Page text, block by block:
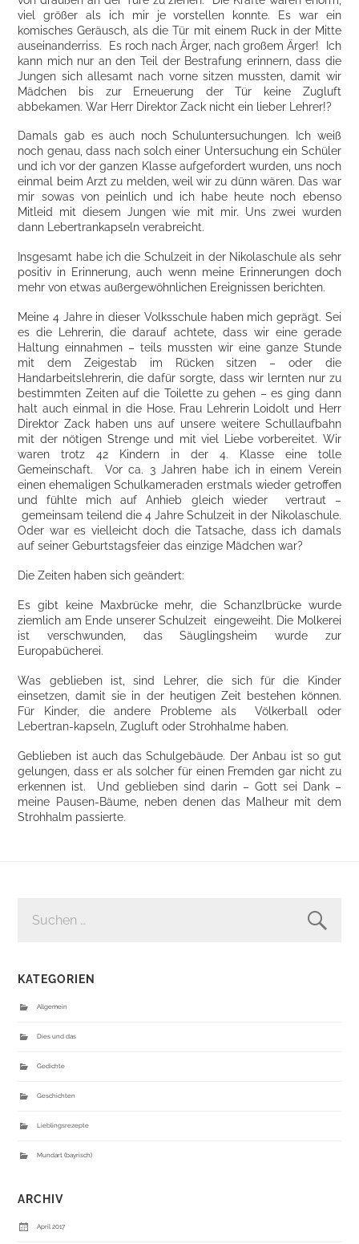
viel größer als ich mir je vorstellen konnte. Es war ein
komisches Geräusch, als die Tür mit einem Ruck in der Mitte
auseinanderriss. Es roch nach Ärger, nach großem Ärger! Ich
kann mich nur an den Teil der Bestrafung erinnern, dass die
Jungen sich allesamt nach vorne sitzen mussten, damit wir
Mädchen bis zur Erneuerung der Tür keine Zugluft
abbekamen. War Herr Direktor Zack nicht ein lieber Lehrer!?
Damals gab es auch noch Schuluntersuchungen. Ich weiß
noch genau, dass nach solch einer Untersuchung ein Schüler
und ich vor der ganzen Klasse aufgefordert wurden, uns noch
einmal beim Arzt zu melden, weil wir zu dünn wären. Das war
mir sowas von peinlich und ich habe heute noch ebenso
Mitleid mit diesem Jungen wie mit mir. Uns zwei wurden
dann Lebertrankapseln verabreicht.
Insgesamt habe ich die Schulzeit in der Nikolaschule als sehr
positiv in Erinnerung, auch wenn meine Erinnerungen doch
mehr von etwas außergewöhnlichen Ereignissen berichten.
Meine 4 Jahre in dieser Volksschule haben mich geprägt. Sei
es die Lehrerin, die darauf achtete, dass wir eine gerade
Haltung einnahmen – teils mussten wir eine ganze Stunde
mit dem Zeigestab im Rücken sitzen – oder die
Handarbeitslehrerin, die dafür sorgte, dass wir lernten nur zu
bestimmten Zeiten auf die Toilette zu gehen – es ging dann
halt auch einmal in die Hose. Frau Lehrerin Loidolt und Herr
Direktor Zack haben uns auf unsere weitere Schullaufbahn
mit der nötigen Strenge und mit viel Liebe vorbereitet. Wir
waren trotz 42 Kindern in der 4. Klasse eine tolle
Gemeinschaft. Vor ca. 3 Jahren habe ich in einem Verein
einen ehemaligen Schulkameraden erstmals wieder getroffen
und fühlte mich auf Anhieb gleich wieder vertraut –
gemeinsam teilend die 4 Jahre Schulzeit in der Nikolaschule.
Oder war es vielleicht doch die Tatsache, dass ich damals
auf seiner Geburtstagsfeier das einzige Mädchen war?
Die Zeiten haben sich geändert:
Es gibt keine Maxbrücke mehr, die Schanzlbrücke wurde
ziemlich am Ende unserer Schulzeit eingeweiht. Die Molkerei
ist verschwunden, das Säuglingsheim wurde zur
Europabücherei.
Was geblieben ist, sind Lehrer, die sich für die Kinder
einsetzen, damit sie in der heutigen Zeit bestehen können.
Für Kinder, die andere Probleme als Völkerball oder
Lebertran-kapseln, Zugluft oder Strohhalme haben.
Geblieben ist auch das Schulgebäude. Der Anbau ist so gut
gelungen, dass er als solcher für einen Fremden gar nicht zu
erkennen ist. Und geblieben sind darin – Gott sei Dank –
meine Pausen-Bäume, neben denen das Malheur mit dem
Strohhalm passierte.
KATEGORIEN
Allgemein
Dies und das
Gedichte
Geschichten
Lieblingsrezepte
Mundart (bayrisch)
ARCHIV
April 2017